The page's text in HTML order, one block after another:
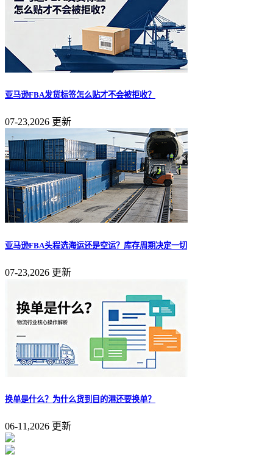
亚马逊FBA发货标签怎么贴才不会被拒收？
07-23,2026 更新
亚马逊FBA头程选海运还是空运？库存周期决定一切
07-23,2026 更新
换单是什么？为什么货到目的港还要换单？
06-11,2026 更新